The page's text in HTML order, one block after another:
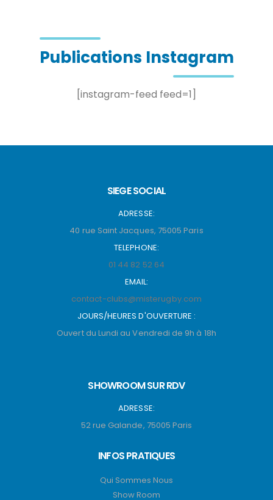
Publications Instagram
[instagram-feed feed=1]
SIEGE SOCIAL
ADRESSE:
40 rue Saint Jacques, 75005 Paris
TELEPHONE:
01 44 82 52 64
EMAIL:
contact-clubs@misterugby.com
JOURS/HEURES D'OUVERTURE :
Ouvert du Lundi au Vendredi de 9h à 18h
SHOWROOM SUR RDV
ADRESSE:
52 rue Galande, 75005 Paris
INFOS PRATIQUES
Qui Sommes Nous
Show Room